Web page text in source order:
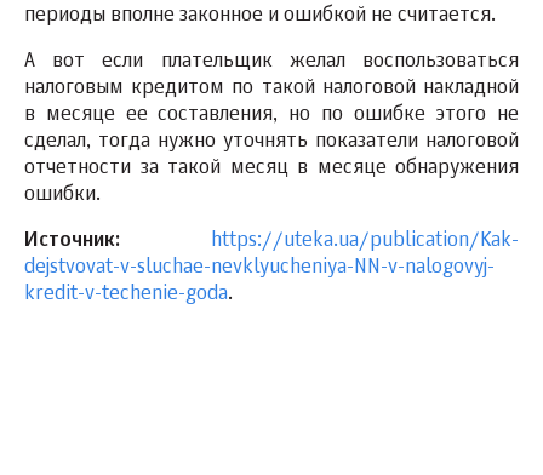
периоды вполне законное и ошибкой не считается.
А вот если плательщик желал воспользоваться
налоговым кредитом по такой налоговой накладной
в месяце ее составления, но по ошибке этого не
сделал, тогда нужно уточнять показатели налоговой
отчетности за такой месяц в месяце обнаружения
ошибки.
Источник:
https://uteka.ua/publication/Kak-
dejstvovat-v-sluchae-nevklyucheniya-NN-v-nalogovyj-
kredit-v-techenie-goda.